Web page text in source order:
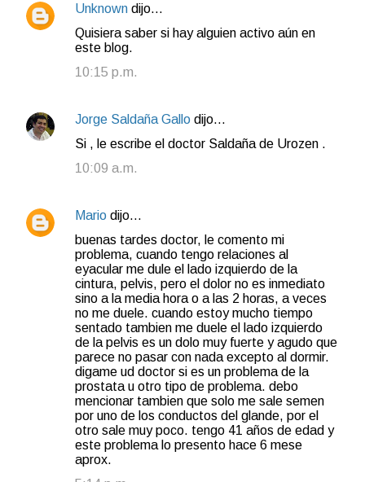
Unknown dijo…
Quisiera saber si hay alguien activo aún en
este blog.
10:15 p.m.
Jorge Saldaña Gallo dijo…
Si , le escribe el doctor Saldaña de Urozen .
10:09 a.m.
Mario dijo…
buenas tardes doctor, le comento mi
problema, cuando tengo relaciones al
eyacular me dule el lado izquierdo de la
cintura, pelvis, pero el dolor no es inmediato
sino a la media hora o a las 2 horas, a veces
no me duele. cuando estoy mucho tiempo
sentado tambien me duele el lado izquierdo
de la pelvis es un dolo muy fuerte y agudo que
parece no pasar con nada excepto al dormir.
digame ud doctor si es un problema de la
prostata u otro tipo de problema. debo
mencionar tambien que solo me sale semen
por uno de los conductos del glande, por el
otro sale muy poco. tengo 41 años de edad y
este problema lo presento hace 6 mese
aprox.